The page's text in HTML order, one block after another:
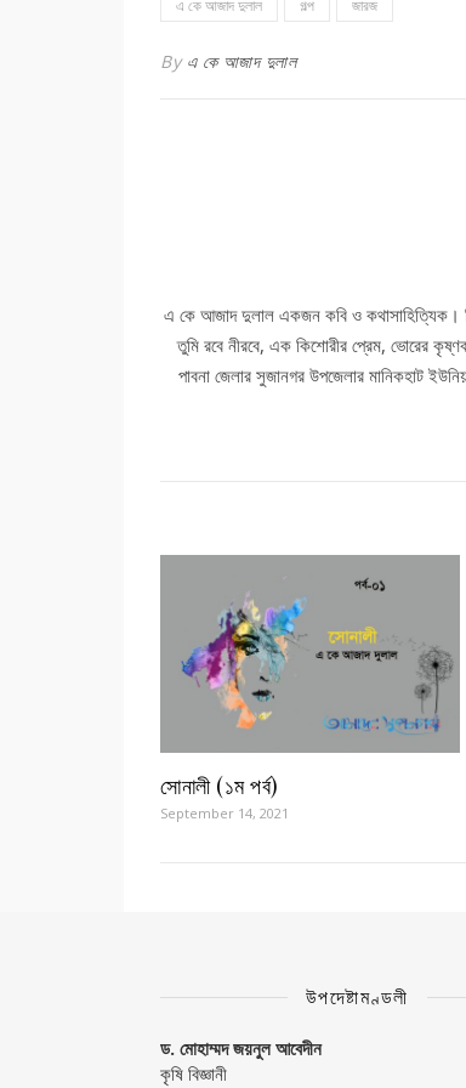
এ কে আজাদ দুলাল গল্প জারজ
By এ কে আজাদ দুলাল
এ কে আজাদ দুলাল একজন কবি ও কথাসাহিত্যিক।
তুমি রবে নীরবে, এক কিশোরীর প্রেম, ভোরের
পাবনা জেলার সুজানগর উপজেলার মানিকহাট
সোনালী (১ম পর্ব)
September 14, 2021
উপদেষ্টামণ্ডলী
ড. মোহাম্মদ জয়নুল আবেদীন
কৃষি বিজ্ঞানী